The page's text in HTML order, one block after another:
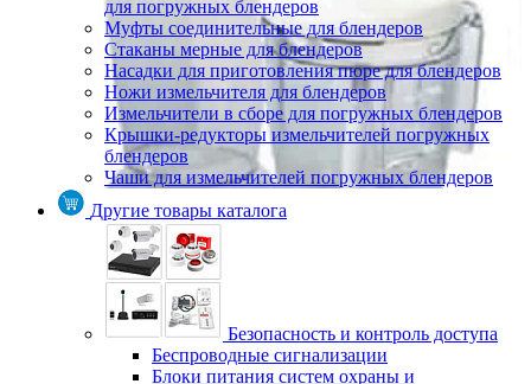
для погружных блендеров
Муфты соединительные для блендеров
Стаканы мерные для блендеров
Насадки для приготовления пюре для блендеров
Ножи измельчителя для блендеров
Измельчители в сборе для погружных блендеров
Крышки-редукторы измельчителей погружных
блендеров
Чаши для измельчителей погружных блендеров
Другие товары каталога
Безопасность и контроль доступа
Беспроводные сигнализации
Блоки питания систем охраны и